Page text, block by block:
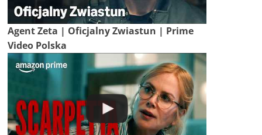
Agent Zeta | Oficjalny Zwiastun | Prime
Video Polska